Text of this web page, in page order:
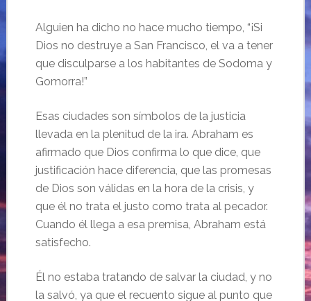
Alguien ha dicho no hace mucho tiempo, “¡Si
Dios no destruye a San Francisco, el va a tener
que disculparse a los habitantes de Sodoma y
Gomorra!”
Esas ciudades son símbolos de la justicia
llevada en la plenitud de la ira. Abraham es
afirmado que Dios confirma lo que dice, que
justificación hace diferencia, que las promesas
de Dios son válidas en la hora de la crisis, y
que él no trata el justo como trata al pecador.
Cuando él llega a esa premisa, Abraham está
satisfecho.
Él no estaba tratando de salvar la ciudad, y no
la salvó, ya que el recuento sigue al punto que